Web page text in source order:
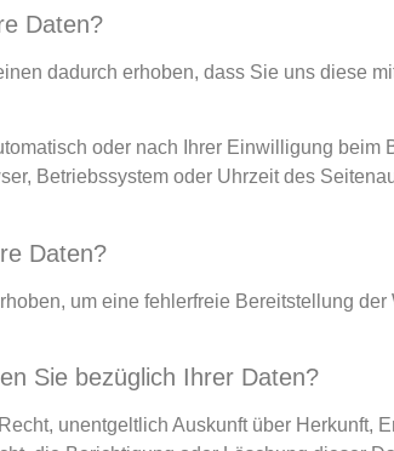
Daten?
dadurch erhoben, dass Sie uns diese
oder nach Ihrer Einwilligung
Betriebssystem oder Uhrzeit des
Daten?
um eine fehlerfreie Bereitstellung
Sie bezüglich Ihrer Daten?
unentgeltlich Auskunft über Herkunft,